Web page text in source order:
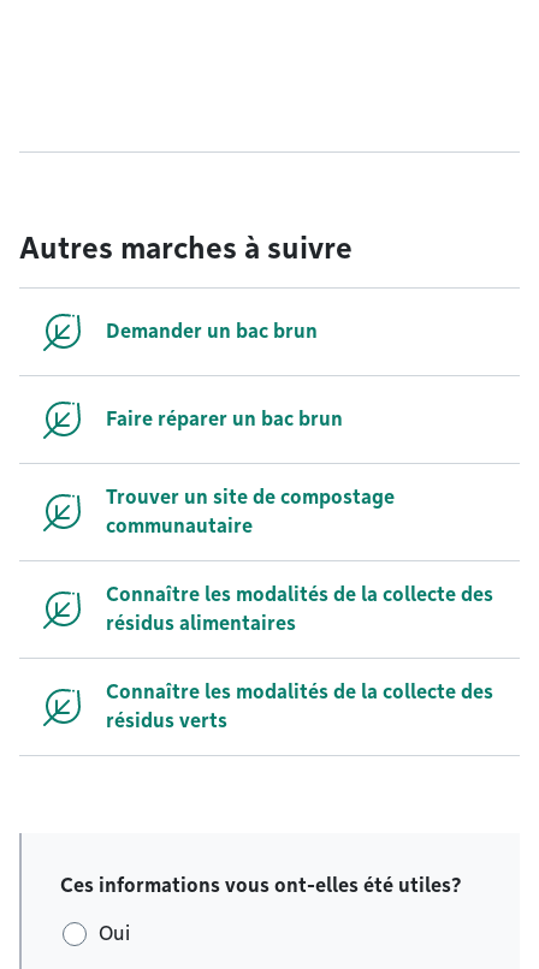
Autres marches à suivre
Demander un bac brun
Faire réparer un bac brun
Trouver un site de compostage
communautaire
Connaître les modalités de la collecte des
résidus alimentaires
Connaître les modalités de la collecte des
résidus verts
Ces informations vous ont-elles été utiles?
Oui